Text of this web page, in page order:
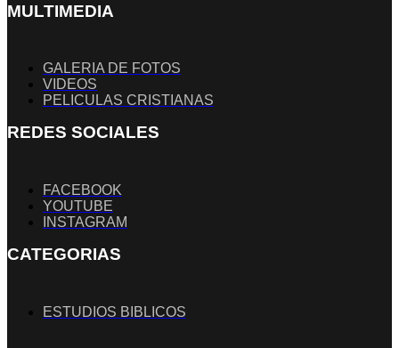
MULTIMEDIA
GALERIA DE FOTOS
VIDEOS
PELICULAS CRISTIANAS
REDES SOCIALES
FACEBOOK
YOUTUBE
INSTAGRAM
CATEGORIAS
ESTUDIOS BIBLICOS